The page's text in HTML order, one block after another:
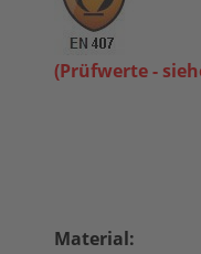
(Prüfwerte -
Material: